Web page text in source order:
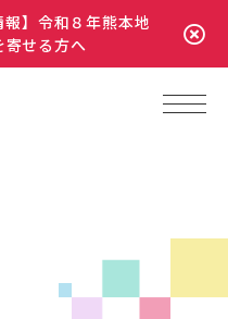
報】令和８年熊本地
寄せる方へ